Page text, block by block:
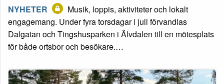
NYHETER
Musik, loppis, aktiviteter och lokalt
engagemang. Under fyra torsdagar i juli förvandlas
Dalgatan och Tingshusparken i Älvdalen till en mötesplats
för både ortsbor och besökare.…